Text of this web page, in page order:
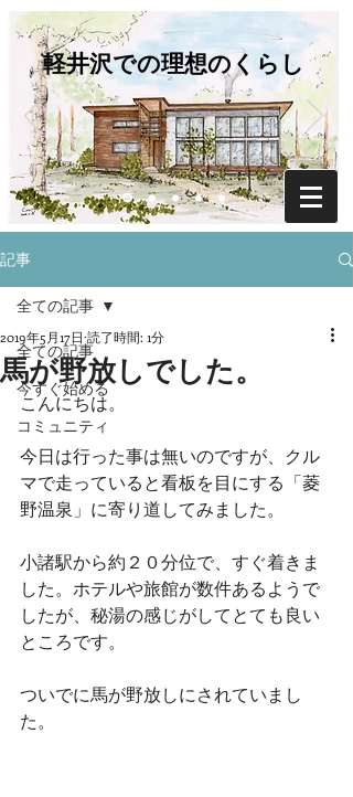
軽井沢での理想のくらし
記事
全ての記事
今すぐ始める
コミュニティ
全ての記事
馬が野放しでした。
2019年5月17日 読了時間: 1分
こんにちは。
今日は行った事は無いのですが、クル
マで走っていると看板を目にする「菱
野温泉」に寄り道してみました。
小諸駅から約２０分位で、すぐ着きま
した。ホテルや旅館が数件あるようで
したが、秘湯の感じがしてとても良い
ところです。
ついでに馬が野放しにされていまし
た。